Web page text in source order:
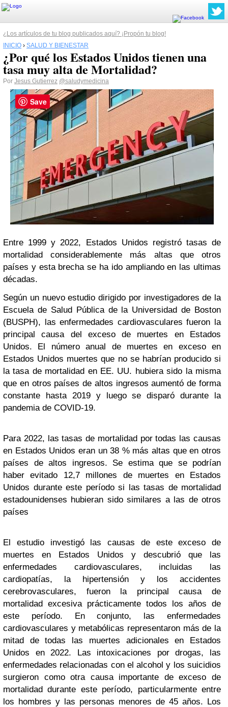
¿Los artículos de tu blog publicados aquí? ¡Propón tu blog!
INICIO › SALUD Y BIENESTAR
¿Por qué los Estados Unidos tienen una
tasa muy alta de Mortalidad?
Por Jesus Gutierrez @saludymedicina
Entre 1999 y 2022, Estados Unidos registró tasas de
mortalidad considerablemente más altas que otros
países y esta brecha se ha ido ampliando en las ultimas
décadas.
Según un nuevo estudio dirigido por investigadores de la
Escuela de Salud Pública de la Universidad de Boston
(BUSPH), las enfermedades cardiovasculares fueron la
principal causa del exceso de muertes en Estados
Unidos. El número anual de muertes en exceso en
Estados Unidos muertes que no se habrían producido si
la tasa de mortalidad en EE. UU. hubiera sido la misma
que en otros países de altos ingresos aumentó de forma
constante hasta 2019 y luego se disparó durante la
pandemia de COVID-19.
Para 2022, las tasas de mortalidad por todas las causas
en Estados Unidos eran un 38 % más altas que en otros
países de altos ingresos. Se estima que se podrían
haber evitado 12,7 millones de muertes en Estados
Unidos durante este período si las tasas de mortalidad
estadounidenses hubieran sido similares a las de otros
países
El estudio investigó las causas de este exceso de
muertes en Estados Unidos y descubrió que las
enfermedades cardiovasculares, incluidas las
cardiopatías, la hipertensión y los accidentes
cerebrovasculares, fueron la principal causa de
mortalidad excesiva prácticamente todos los años de
este período. En conjunto, las enfermedades
cardiovasculares y metabólicas representaron más de la
mitad de todas las muertes adicionales en Estados
Unidos en 2022. Las intoxicaciones por drogas, las
enfermedades relacionadas con el alcohol y los suicidios
surgieron como otra causa importante de exceso de
mortalidad durante este período, particularmente entre
los hombres y las personas menores de 45 años. Los
Save